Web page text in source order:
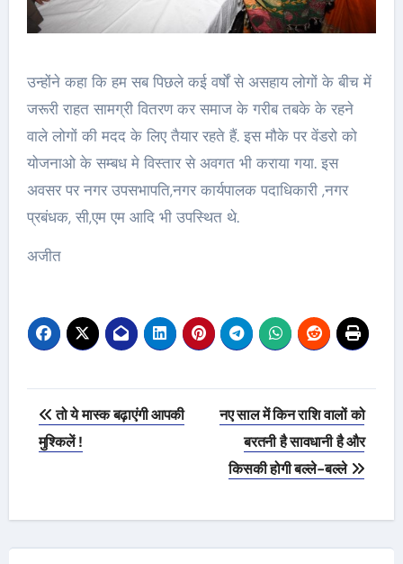
उन्होंने कहा कि हम सब पिछले कई वर्षों से असहाय लोगों के बीच में
जरूरी राहत सामग्री वितरण कर समाज के गरीब तबके के रहने
वाले लोगों की मदद के लिए तैयार रहते हैं. इस मौके पर वेंडरो को
योजनाओ के सम्बध मे विस्तार से अवगत भी कराया गया. इस
अवसर पर नगर उपसभापति,नगर कार्यपालक पदाधिकारी ,नगर
प्रबंधक, सी,एम एम आदि भी उपस्थित थे.
अजीत
Post
navigation
तो ये मास्क बढ़ाएंगी आपकी
मुश्किलें !
नए साल में किन राशि वालों को
बरतनी है सावधानी है और
किसकी होगी बल्ले-बल्ले